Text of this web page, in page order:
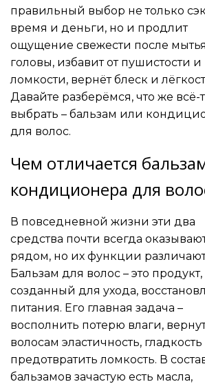
правильный выбор не только
время и деньги, но и продлит
ощущение свежести после мытья
головы, избавит от пушистости и
ломкости, вернёт блеск и
Давайте разберёмся, что же всё-
выбрать – бальзам или
для волос.
Чем отличается
кондиционера для
В повседневной жизни эти два
средства почти всегда
рядом, но их функции
Бальзам для волос – это продукт,
созданный для ухода,
питания. Его главная задача –
восполнить потерю влаги,
волосам эластичность, гладкость
предотвратить ломкость. В
бальзамов зачастую есть масла,